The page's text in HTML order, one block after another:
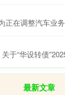
正在调整汽车业务
于“华设转债
最新文章